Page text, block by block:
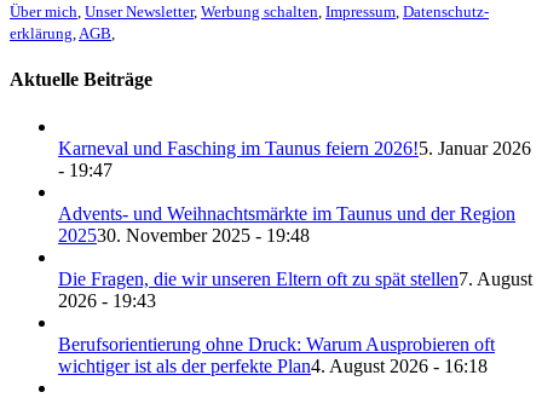
Über mich Unser Newsletter, Werbung schalten Impressum Datenschutz­
erklärung AGB
Aktuelle Beiträge
Karneval und Fasching im Taunus feiern 2026!5. Januar 2026
- 19:47
Advents- und Weihnachtsmärkte im Taunus und der Region
202530. November 2025 - 19:48
Die Fragen, die wir unseren Eltern oft zu spät stellen7. August
2026 - 19:43
Berufsorientierung ohne Druck: Warum Ausprobieren oft
wichtiger ist als der perfekte Plan4. August 2026 - 16:18